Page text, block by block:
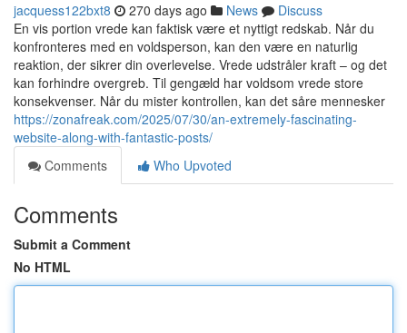
jacquess122bxt8 270 days ago News
Discuss
En vis portion vrede kan faktisk være et nyttigt redskab. Når du
konfronteres med en voldsperson, kan den være en naturlig
reaktion, der sikrer din overlevelse. Vrede udstråler kraft – og det
kan forhindre overgreb. Til gengæld har voldsom vrede store
konsekvenser. Når du mister kontrollen, kan det såre mennesker
https://zonafreak.com/2025/07/30/an-extremely-fascinating-
website-along-with-fantastic-posts/
Comments
Who Upvoted
Comments
Submit a Comment
No HTML